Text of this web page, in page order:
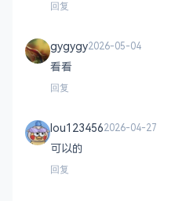
回复
gygygy2026-05-04
看看
回复
lou1234562026-04-27
可以的
回复